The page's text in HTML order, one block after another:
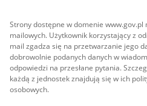
Strony dostępne w domenie
mailowych. Użytkownik korzystający z
mail zgadza się na przetwarzanie jego
dobrowolnie podanych danych w
odpowiedzi na przesłane pytania.
każdą z jednostek znajdują się w ich
osobowych.